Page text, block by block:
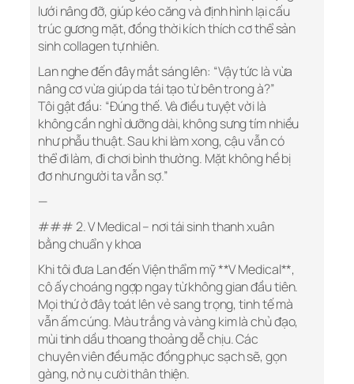
lưới nâng đỡ, giúp kéo căng và định hình lại cấu
trúc gương mặt, đồng thời kích thích cơ thể sản
sinh collagen tự nhiên.
Lan nghe đến đây mắt sáng lên: “Vậy tức là vừa
nâng cơ vừa giúp da tái tạo từ bên trong à?”
Tôi gật đầu: “Đúng thế. Và điều tuyệt vời là
không cần nghỉ dưỡng dài, không sưng tím nhiều
như phẫu thuật. Sau khi làm xong, cậu vẫn có
thể đi làm, đi chơi bình thường. Mặt không hề bị
đơ như người ta vẫn sợ.”
—
### 2. V Medical – nơi tái sinh thanh xuân
bằng chuẩn y khoa
Khi tôi đưa Lan đến Viện thẩm mỹ **V Medical**,
cô ấy choáng ngợp ngay từ không gian đầu tiên.
Mọi thứ ở đây toát lên vẻ sang trọng, tinh tế mà
vẫn ấm cúng. Màu trắng và vàng kim là chủ đạo,
mùi tinh dầu thoang thoảng dễ chịu. Các
chuyên viên đều mặc đồng phục sạch sẽ, gọn
gàng, nở nụ cười thân thiện.